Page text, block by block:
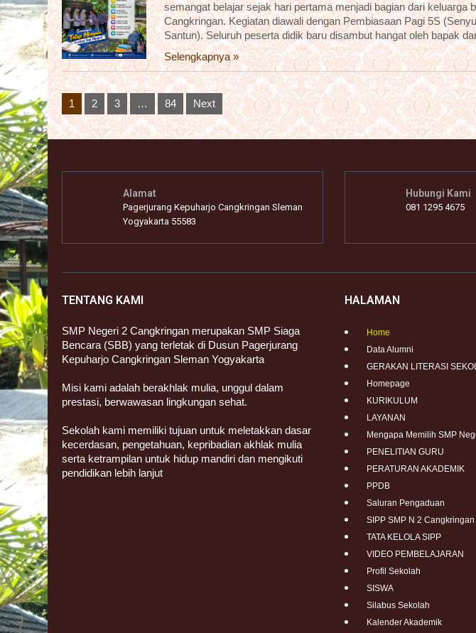
semangat belajar sejak hari pertama menjadi bagian dari keluarga
Cangkringan. Kegiatan diawali dengan Pembiasaan Pagi 5S
Santun). Seluruh peserta didik baru disambut hangat oleh bapak
Selengkapnya »
Posts
pagination
1 2 3 … 84 Next
Alamat
Pagerjurang Kepuharjo Cangkringan Sleman
Yogyakarta 55583
Hubungi Kami
081 1295 4675
TENTANG KAMI
SMP Negeri 2 Cangkringan merupakan SMP Siaga
Bencara (SBB) yang terletak di Dusun Pagerjurang
Kepuharjo Cangkringan Sleman Yogyakarta
Misi kami adalah berakhlak mulia, unggul dalam
prestasi, berwawasan lingkungan sehat.
Sekolah kami memiliki tujuan untuk meletakkan dasar
kecerdasan, pengetahuan, kepribadian akhlak mulia
serta ketrampilan untuk hidup mandiri dan mengikuti
pendidikan lebih lanjut
HALAMAN
Home
Data Alumni
GERAKAN LITERASI
Homepage
KURIKULUM
LAYANAN
Mengapa Memilih SMP
PENELITIAN GURU
PERATURAN AKADEMIK
PPDB
Saluran Pengaduan
SIPP SMP N 2 Cangkringan
TATA KELOLA SIPP
VIDEO PEMBELAJARAN
Profil Sekolah
SISWA
Silabus Sekolah
Kalender Akademik